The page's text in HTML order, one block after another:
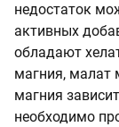
недостаток
активных
обладают
магния, малат
магния
необходимо